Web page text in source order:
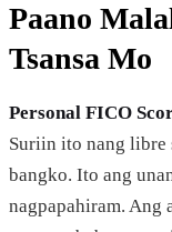
Paano
Tsansa Mo
Personal FICO
Suriin ito nang libre
bangko. Ito ang
nagpapahiram. Ang